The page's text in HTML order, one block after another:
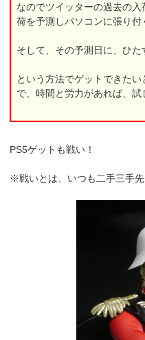
なのでツイッターの過去の
荷を予測しパソコンに張り付
そして、その予測日に、ひた
という方法でゲットできた
で、時間と労力があれば、試
PS5ゲットも戦い！
※戦いとは、いつも二手三手